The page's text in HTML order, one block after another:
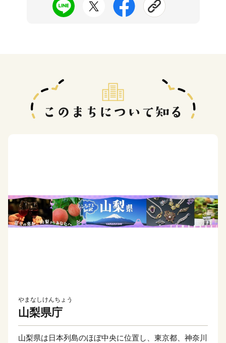
やまなしけんちょう
山梨県庁
山梨県は日本列島のほぼ中央に位置し、東京都、神奈川